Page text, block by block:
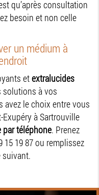
qu’après consultation
besoin et non celle
un médium à
etextralucides
solutions à vos
avez le choix entre vous
Exupéry à Sartrouville
par téléphone. Prenez
15 19 87 ou remplissez